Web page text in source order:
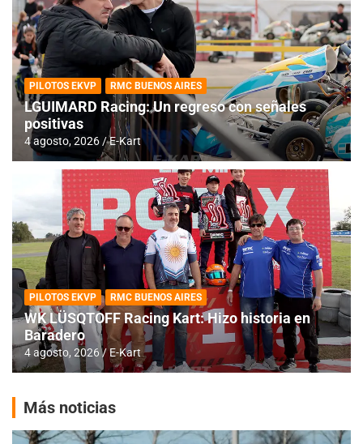
PILOTOS EKVP RMC BUENOS AIRES
LGUIMARD Racing: Un regreso con señales
positivas
4 agosto, 2026 E-Kart
PILOTOS EKVP RMC BUENOS AIRES
WK LÜSQTOFF Racing Kart: Hizo historia en
Baradero
4 agosto, 2026 E-Kart
Más noticias